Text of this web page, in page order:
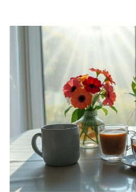
PARA
EQUILIBRAR
PROJETOS
E
CLIENTES